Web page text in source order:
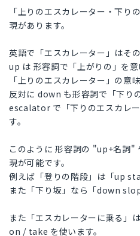
「上りのエスカレーター・下り
現があります。
英語で「エスカレーター」はそ
up は 形容詞で「上がりの」を
「上りのエスカレーター」の意
反対に down も形容詞で「下り
escalator で「下りのエスカレ
す。
このように 形容詞の "up+名詞
現が可能です。
例えば「登りの階段」は「up
また「下り坂」なら「down
また「エスカレーターに乗る」
on / take を使います。